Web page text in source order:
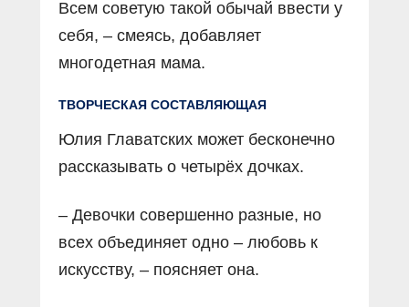
Всем советую такой обычай ввести у
себя, – смеясь, добавляет
многодетная мама.
ТВОРЧЕСКАЯ СОСТАВЛЯЮЩАЯ
Юлия Главатских может бесконечно
рассказывать о четырёх дочках.
– Девочки совершенно разные, но
всех объединяет одно – любовь к
искусству, – поясняет она.